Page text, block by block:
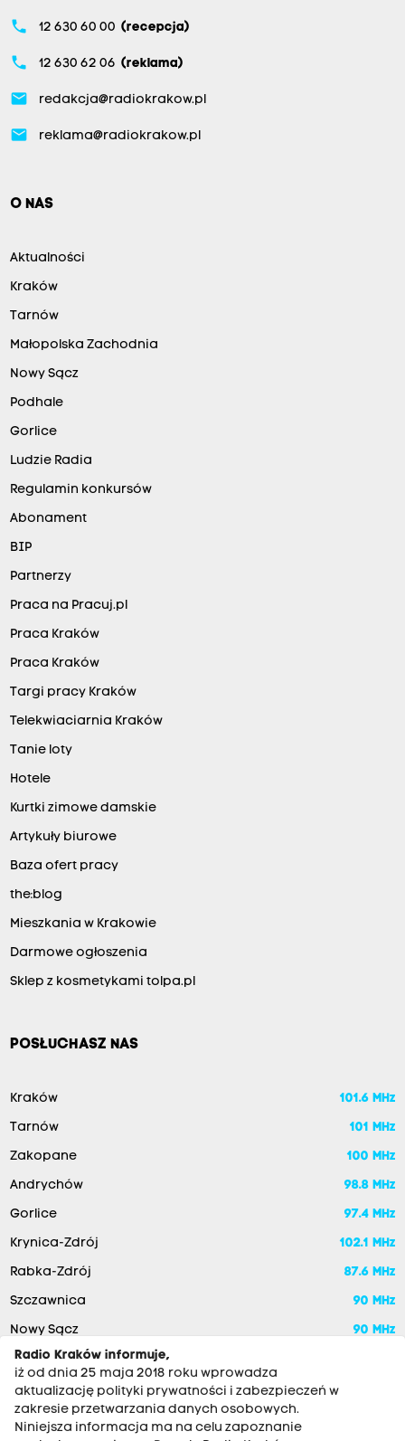
phone 12 630 60 00 (recepcja)
phone 12 630 62 06 (reklama)
email redakcja@radiokrakow.pl
email reklama@radiokrakow.pl
O NAS
Aktualności
Kraków
Tarnów
Małopolska Zachodnia
Nowy Sącz
Podhale
Gorlice
Ludzie Radia
Regulamin konkursów
Abonament
BIP
Partnerzy
Praca na Pracuj.pl
Praca Kraków
Praca Kraków
Targi pracy Kraków
Telekwiaciarnia Kraków
Tanie loty
Hotele
Kurtki zimowe damskie
Artykuły biurowe
Baza ofert pracy
the:blog
Mieszkania w Krakowie
Darmowe ogłoszenia
Sklep z kosmetykami tolpa.pl
POSŁUCHASZ NAS
Kraków 101.6 MHz
Tarnów 101 MHz
Zakopane 100 MHz
Andrychów 98.8 MHz
Gorlice 97.4 MHz
Krynica-Zdrój 102.1 MHz
Rabka-Zdrój 87.6 MHz
Szczawnica 90 MHz
Nowy Sącz
90 MHz
Radio Kraków informuje,
iż od dnia 25 maja 2018 roku wprowadza
aktualizację polityki prywatności i zabezpieczeń w
zakresie przetwarzania danych osobowych.
Niniejsza informacja ma na celu zapoznanie